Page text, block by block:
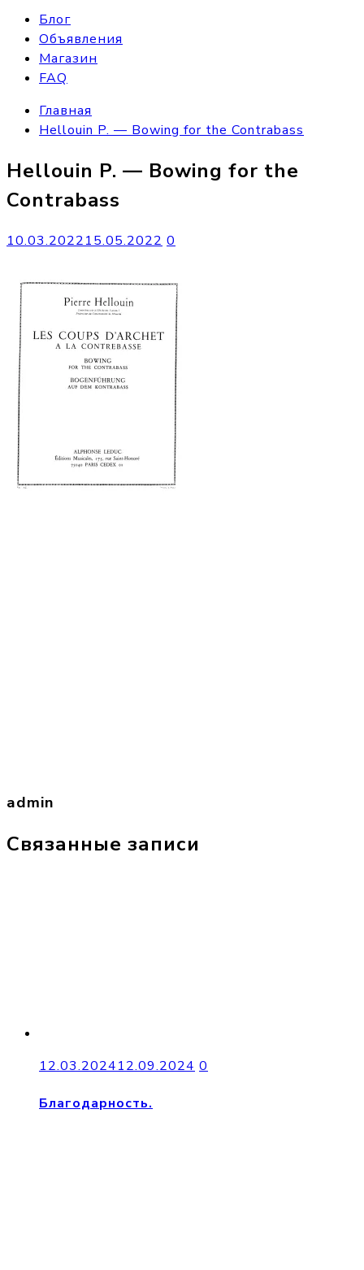
Блог
Объявления
Магазин
FAQ
Главная
Hellouin P. — Bowing for the Contrabass
Hellouin P. — Bowing for the
Contrabass
10.03.202215.05.2022 0
admin
Связанные записи
12.03.202412.09.2024 0
Благодарность.